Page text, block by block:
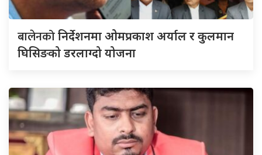
बालेनकोनिर्देशनमा ओमप्रकाश अर्याल र कुलमान
घिसिङको डरलाग्दो योजना